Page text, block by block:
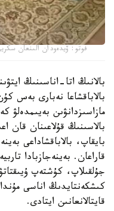
فوتو: ۆيدەودان الىنعان
بالانىڭ اتا-اناسىنىڭ
بالاباقشاعا نەبارى بەس
مازاسىزدانۋىن بەيىمدەلۋ
بالاسىنىڭ قۇلاعىنان قان
بايقاپ، بالاباقشاداعى
قاراعان. بەينەجازبادا
جۇلقىلاپ، كۇشتەپ
كىشكەنتايدىڭ اناسى
قايتالانعانىن ايتادى.